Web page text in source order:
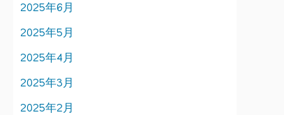
2025年6月
2025年5月
2025年4月
2025年3月
2025年2月